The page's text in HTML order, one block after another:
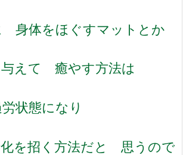
身体をほぐすマットとか
えて 癒やす方法は
労状態になり
を招く方法だと 思うので